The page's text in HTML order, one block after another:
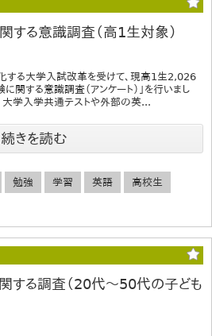
する意識調査（高1生対象）
する大学入試改革を受けて、現高1生2,026
関する意識調査（アンケート）」を行いまし
大学入学共通テストや外部の英...
続きを読む
勉強 学習 英語 高校生
する調査（20代～50代の子ども